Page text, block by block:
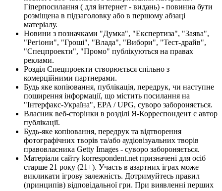
Гіперпосилання ( для інтернет - видань) - повинна бути
розміщена в підзаголовку або в першому абзаці
матеріалу.
Новини з позначками "Думка", "Експертиза", "Заява",
"Регіони", "Гроші", "Влада", "Вибори", "Тест-драйв",
"Спецпроекти", "Промо" публікуються на правах
реклами.
Розділ Спецпроекти створюється спільно з
комерційними партнерами.
Будь яке копіювання, публікація, передрук, чи наступне
поширення інформації, що містить посилання на
"Інтерфакс-Україна", EPA / UPG, суворо забороняється.
Власник веб-сторінки в розділі Я-Корреспондент є автор
публікації.
Будь-яке копіювання, передрук та відтворення
фотографічних творів та/або аудіовізуальних творів
правовласника Getty Images - суворо забороняється.
Матеріали сайту korrespondent.net призначені для осіб
старше 21 року (21+). Участь в азартних іграх може
викликати ігрову залежність. Дотримуйтесь правил
(принципів) відповідальної гри. При виявленні перших